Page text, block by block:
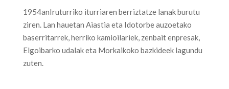
1954anIruturriko iturriaren berriztatze lanak burutu
ziren. Lan hauetan Aiastia eta Idotorbe auzoetako
baserritarrek, herriko kamioilariek, zenbait enpresak,
Elgoibarko udalak eta Morkaikoko bazkideek lagundu
zuten.